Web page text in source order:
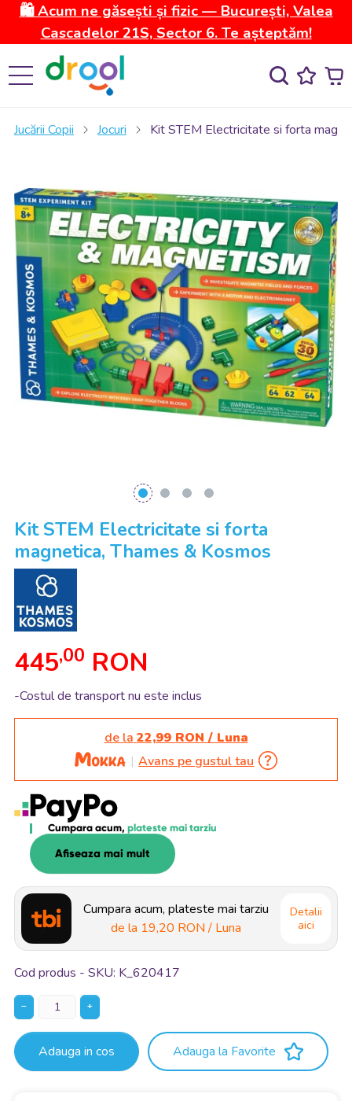
🛍️ Acum ne găsești și fizic — București, Valea
Cascadelor 21S, Sector 6. Te așteptăm!
Jucării Copii Jocuri Kit STEM Electricitate si forta
Kit STEM Electricitate si forta
magnetica, Thames & Kosmos
445,00 RON
-Costul de transport nu este inclus
de la 22,99 RON / Luna
Avans pe gustul tau
Cumpara acum, plateste mai tarziu
Afiseaza mai mult
Cumpara acum, plateste mai tarziu
de la 19,20 RON / Luna
Detalii
aici
Cod produs - SKU K_620417
− +
Adauga in cos Adauga la Favorite